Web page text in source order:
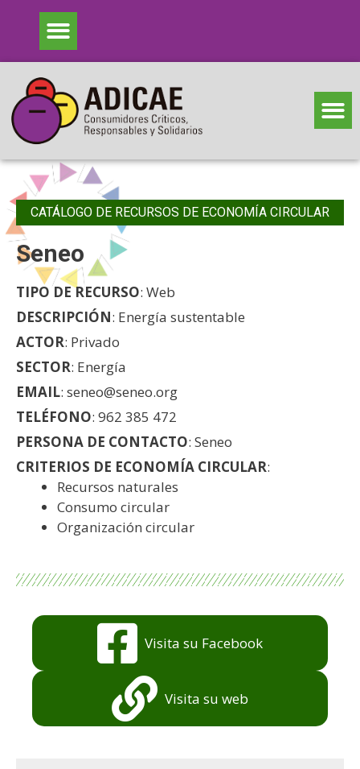
CATÁLOGO DE RECURSOS DE ECONOMÍA CIRCULAR
Seneo
TIPO DE RECURSO: Web
DESCRIPCIÓN: Energía sustentable
ACTOR: Privado
SECTOR: Energía
EMAIL: seneo@seneo.org
TELÉFONO: 962 385 472
PERSONA DE CONTACTO: Seneo
CRITERIOS DE ECONOMÍA CIRCULAR:
Recursos naturales
Consumo circular
Organización circular
Visita su Facebook
Visita su web